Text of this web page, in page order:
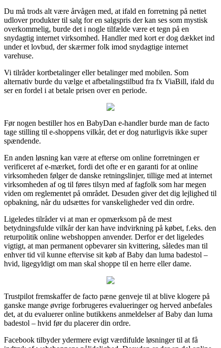
Du må trods alt være årvågen med, at ifald en forretning på nettet
udlover produkter til salg for en salgspris der kan ses som mystisk
overkommelig, burde det i nogle tilfælde være et tegn på en
snydagtig internet virksomhed. Handler med kort er dog dækket ind
under et lovbud, der skærmer folk imod snydagtige internet
varehuse.
Vi tilråder kortbetalinger eller betalinger med mobilen. Som
alternativ burde du vælge et afbetalingstilbud fra fx ViaBill, ifald du
ser en fordel i at betale prisen over en periode.
Før nogen bestiller hos en BabyDan e-handler burde man de facto
tage stilling til e-shoppens vilkår, det er dog naturligvis ikke super
spændende.
En anden løsning kan være at efterse om online forretningen er
verificeret af e-mærket, fordi det ofte er en garanti for at online
virksomheden følger de danske retningslinjer, tillige med at internet
virksomheden af og til føres tilsyn med af fagfolk som har megen
viden om reglementet på området. Desuden giver det dig lejlighed til
opbakning, når du udsættes for vanskeligheder ved din ordre.
Ligeledes tilråder vi at man er opmærksom på de mest
betydningsfulde vilkår der kan have indvirkning på købet, f.eks. den
returpolitik online webshoppen anvender. Derfor er det ligeledes
vigtigt, at man permanent opbevarer sin kvittering, således man til
enhver tid vil kunne eftervise sit køb af Baby dan luma badestol –
hvid, ligegyldigt om man skal shoppe til en herre eller dame.
Trustpilot fremskaffer de facto pæne genveje til at blive klogere på
ganske mange øvrige forbrugeres evalueringer og herved anbefales
det, at du evaluerer online butikkens anmeldelser af Baby dan luma
badestol – hvid før du placerer din ordre.
Facebook tilbyder ydermere evigt værdifulde løsninger til at få